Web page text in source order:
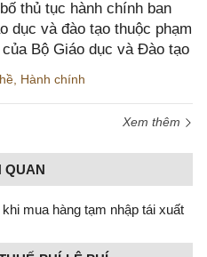
thủ tục hành chính ban
dục và đào tạo thuộc phạm
Bộ Giáo dục và Đào tạo
Hành chính
Xem thêm
QUAN
mua hàng tạm nhập tái xuất